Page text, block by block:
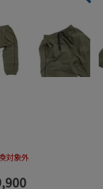
対象外